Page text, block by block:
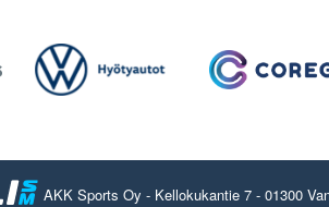
AKK Sports Oy - Kellokukantie 7 - 01300